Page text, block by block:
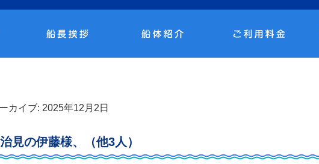
カイブ: 2025年12月2日
見の伊藤様、（他3人）